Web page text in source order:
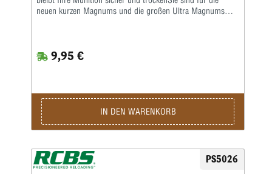
neuen kurzen Magnums und die großen Ultra Magnums
Geeignet für: .338 WSM • .45-70 • .450 Marlin
9,95 €
IN DEN WARENKORB
PS5026